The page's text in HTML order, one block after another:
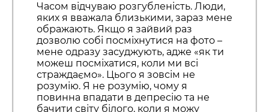
Часом відчуваю розгубленість. Люди,
яких я вважала близькими, зараз мене
ображають. Якщо я зайвий раз
дозволю собі посміхнутися на фото –
мене одразу засуджують, адже «як ти
можеш посміхатися, коли ми всі
страждаємо». Цього я зовсім не
розумію. Я не розумію, чому я
повинна впадати в депресію та не
бачити світу білого, коли я можу